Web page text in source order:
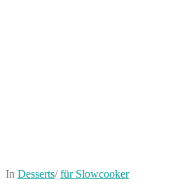
In Desserts/ für Slowcooker